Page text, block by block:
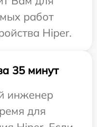
работ
Hiper.
35 минут
инженер
для